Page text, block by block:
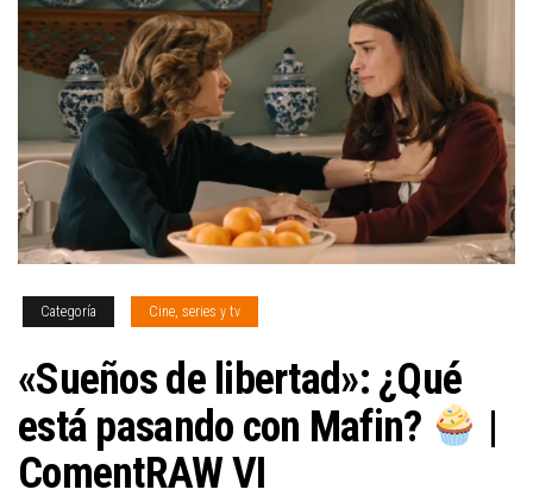
Categoría Cine, series y tv
«Sueños de libertad»: ¿Qué
está pasando con Mafin?
|
ComentRAW VI